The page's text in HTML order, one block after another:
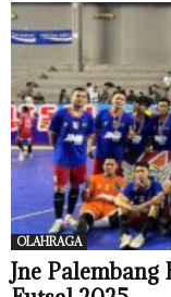
OLAHRAGA
Jne